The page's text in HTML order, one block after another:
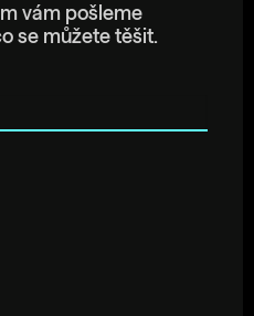
vám pošleme
se můžete těšit.